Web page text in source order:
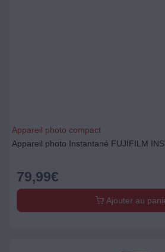
Appareil photo compact
Appareil photo Instantané FUJIFILM
79,99€
Ajouter au